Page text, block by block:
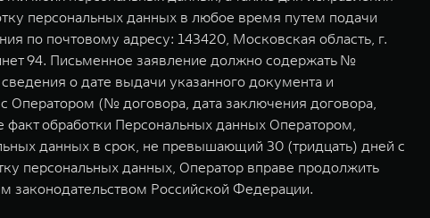
персональных данных в любое время путем подачи
по почтовому адресу: 143420, Московская область, г.
94. Письменное заявление должно содержать №
о дате выдачи указанного документа и
Оператором (№ договора, дата заключения договора,
обработки Персональных данных Оператором,
данных в срок, не превышающий 30 (тридцать) дней с
персональных данных, Оператор вправе продолжить
законодательством Российской Федерации.